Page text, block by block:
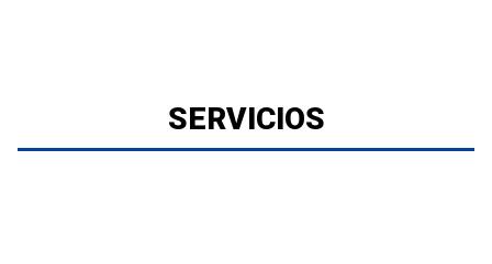
SERVICIOS